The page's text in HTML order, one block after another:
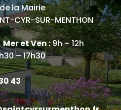
la Mairie
CYR-SUR-MENTHON
Mer et Ven :9h – 12h
– 17h30
43